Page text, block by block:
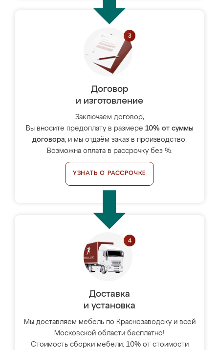
Договор
и изготовление
Заключаем договор,
Вы вносите предоплату в размере 10% от суммы
договора, и мы отдаём заказ в производство.
Возможна оплата в рассрочку без %.
УЗНАТЬ О РАССРОЧКЕ
Доставка
и установка
Мы доставляем мебель по Краснозаводску и всей
Московской области бесплатно!
Стоимость сборки мебели: 10% от стоимости